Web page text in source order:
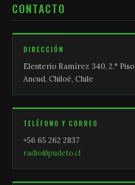
CONTACTO
DIRECCIÓN
Eleuterio Ramírez 340, 2.° Piso
Ancud, Chiloé, Chile
TELÉFONO Y CORREO
+56 65 262 2837
radio@pudeto.cl